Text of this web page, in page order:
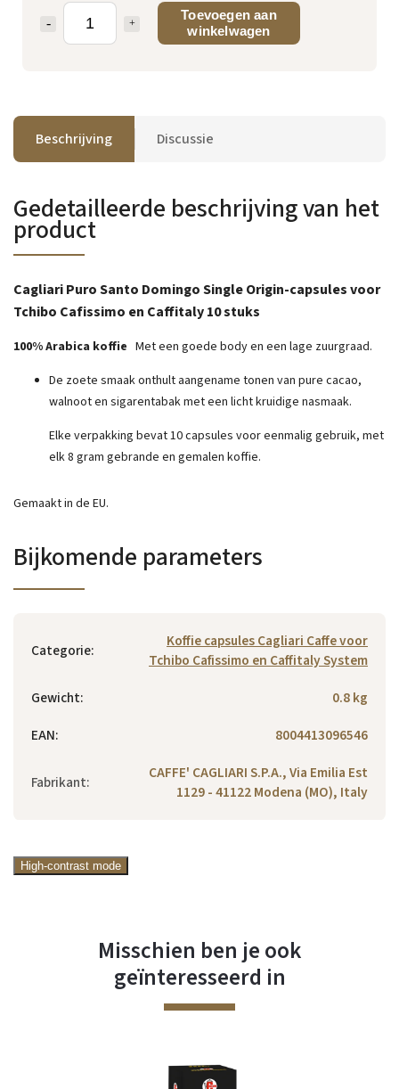
Toevoegen aan
winkelwagen
Beschrijving Discussie
Gedetailleerde beschrijving van het
product
Cagliari Puro Santo Domingo Single Origin-capsules voor
Tchibo Cafissimo en Caffitaly 10 stuks
100% Arabica koffie Met een goede body en een lage zuurgraad.
De zoete smaak onthult aangename tonen van pure cacao,
walnoot en sigarentabak met een licht kruidige nasmaak.
Elke verpakking bevat 10 capsules voor eenmalig gebruik, met
elk 8 gram gebrande en gemalen koffie.
Gemaakt in de EU.
Bijkomende parameters
Categorie:
Koffie capsules Cagliari Caffe voor
Tchibo Cafissimo en Caffitaly System
Gewicht:
0.8 kg
EAN: 8004413096546
Fabrikant:
CAFFE' CAGLIARI S.P.A., Via Emilia Est
1129 - 41122 Modena (MO), Italy
High-contrast mode
Misschien ben je ook
geïnteresseerd in